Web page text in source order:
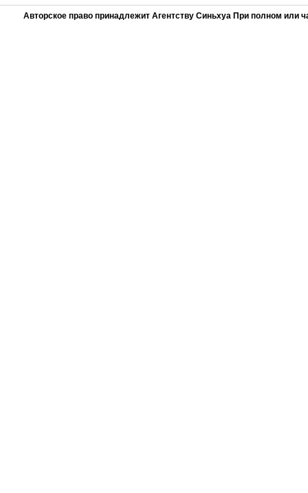
Авторское право принадлежит Агентству Синьхуа При полном или